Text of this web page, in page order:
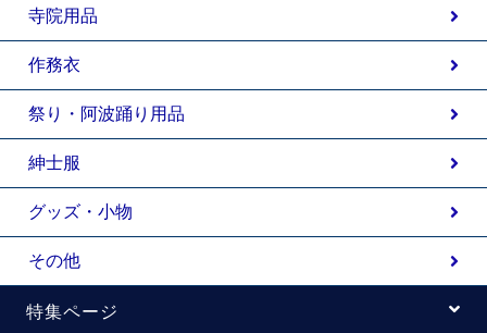
寺院用品
作務衣
祭り・阿波踊り用品
紳士服
グッズ・小物
その他
特集ページ